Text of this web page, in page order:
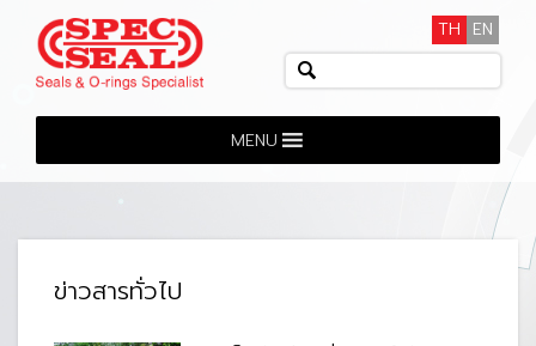
MENU
TH EN
ข่าวสารทั่วไป